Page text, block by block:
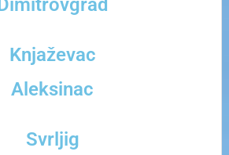
Dimitrovgrad
Knjaževac
Aleksinac
Svrljig